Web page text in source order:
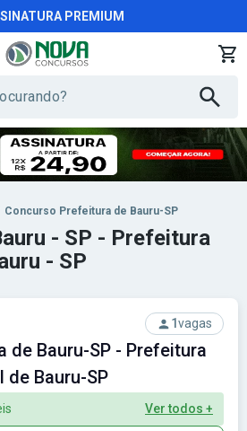
PREMIUM
Concurso Prefeitura de Bauru-SP
1vagas
de Bauru-SP - Prefeitura
de Bauru-SP
Ver todos +
- SP - Prefeitura
- SP